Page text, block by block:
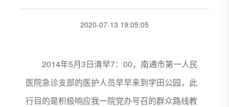
2020-07-13 19:05:05
2014年5月3日清早7：00，南通市第一人民
医院急诊支部的医护人员早早来到学田公园，此
行目的是积极响应我一院党办号召的群众路线教